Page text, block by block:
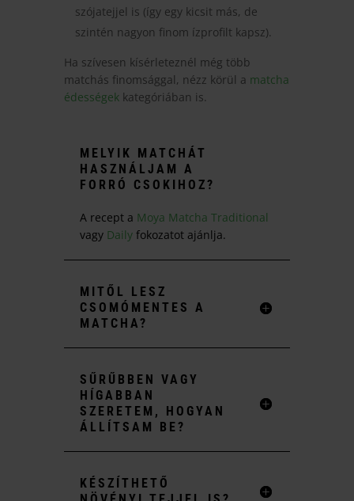
szójatejjel is (így egy kicsit más, de
szintén nagyon finom ízprofilt kapsz).
Ha szívesen kísérleteznél még több
matchás finomsággal, nézz körül a matcha
édességekkategóriában is.
MELYIK MATCHÁT
HASZNÁLJAM A
FORRÓ CSOKIHOZ?
A recept a Moya Matcha Traditional
vagy Dailyfokozatot ajánlja.
MITŐL LESZ
CSOMÓMENTES A
MATCHA?
SŰRŰBBEN VAGY
HÍGABBAN
SZERETEM, HOGYAN
ÁLLÍTSAM BE?
KÉSZÍTHETŐ